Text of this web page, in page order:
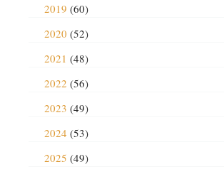
2019 (60)
2020 (52)
2021 (48)
2022 (56)
2023 (49)
2024 (53)
2025 (49)